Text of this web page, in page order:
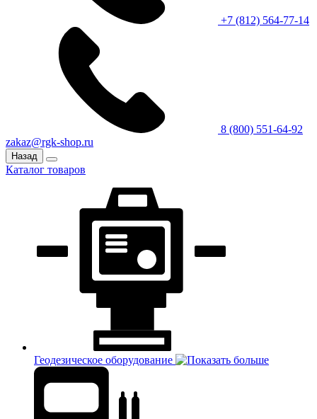
+7 (812) 564-77-14
8 (800) 551-64-92
zakaz@rgk-shop.ru
Назад
Каталог товаров
Геодезическое оборудование